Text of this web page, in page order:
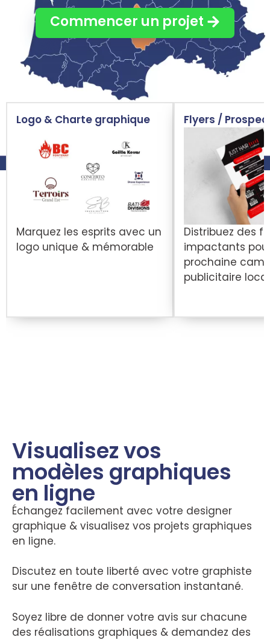
Commencer un projet
Logo & Charte graphique
Marquez les esprits avec un
logo unique & mémorable
Flyers /
Distribuez des
impactants
prochaine
publicitaire
Visualisez vos
modèles graphiques
en ligne
Échangez facilement avec votre designer
graphique & visualisez vos projets graphiques
en ligne.
Discutez en toute liberté avec votre graphiste
sur une fenêtre de conversation instantané.
Soyez libre de donner votre avis sur chacune
des réalisations graphiques & demandez des